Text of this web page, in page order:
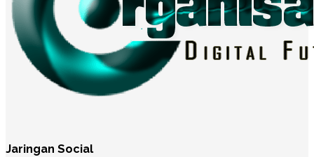
Jaringan Social